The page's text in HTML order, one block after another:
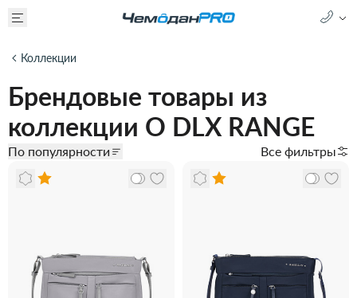
Коллекции
Брендовые товары из
коллекции O DLX RANGE
По популярности Все фильтры